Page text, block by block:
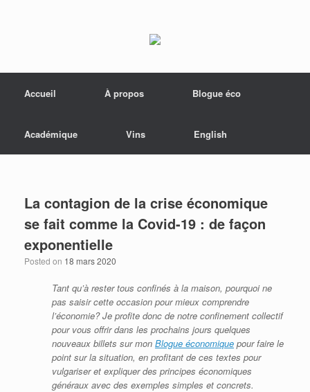
Accueil
À propos Blogue éco
Académique Vins English
La contagion de la crise économique
se fait comme la Covid-19 : de façon
exponentielle
Posted on 18 mars 2020
Tant qu’à rester tous confinés à la maison, pourquoi ne
pas saisir cette occasion pour mieux comprendre
l’économie? Je profite donc de notre confinement collectif
pour vous offrir dans les prochains jours quelques
nouveaux billets sur mon Blogue économique pour faire le
point sur la situation, en profitant de ces textes pour
vulgariser et expliquer des principes économiques
généraux avec des exemples simples et concrets.